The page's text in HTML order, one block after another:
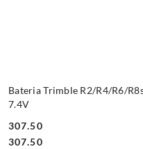
Bateria Trimble R2/R4/R6/
7.4V
Cena:
307.50
Cena:
307.50